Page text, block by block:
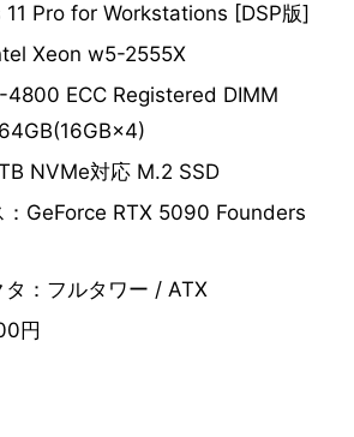
Pro for Workstations [DSP版]
Xeon w5-2555X
4800 ECC Registered DIMM
NVMe対応 M.2 SSD
：GeForce RTX 5090 Founders
タ：フルタワー / ATX
円